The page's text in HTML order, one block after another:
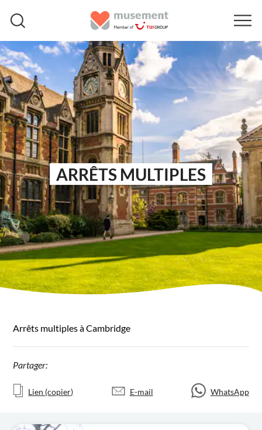
ARRÊTS MULTIPLES
Arrêts multiples à Cambridge
Partager:
Lien (copier) E-mail WhatsApp